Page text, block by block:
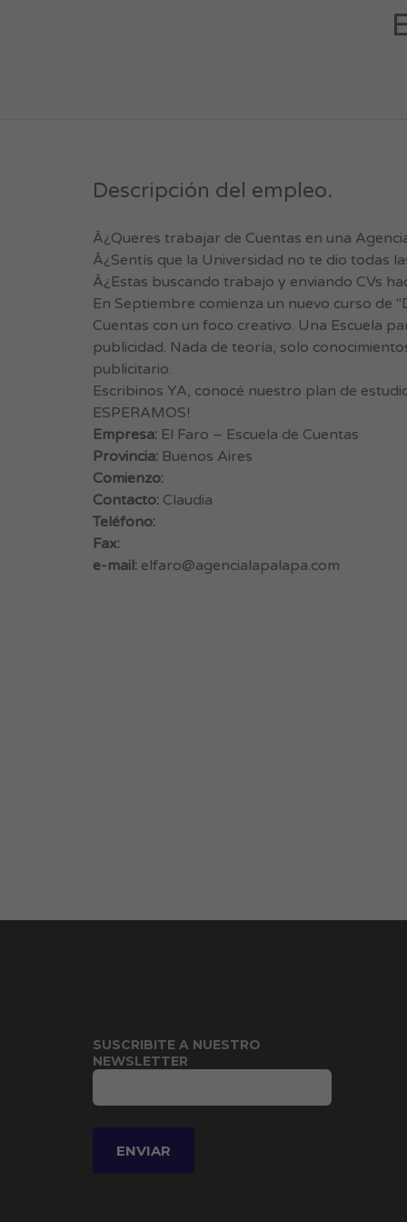
Descripción del empleo.
Â¿Queres trabajar de Cuentas en una
Â¿Sentís que la Universidad no te dio todas
Â¿Estas buscando trabajo y enviando CVs
En Septiembre comienza un nuevo curso de
Cuentas con un foco creativo. Una Escuela
publicidad. Nada de teoría, solo
publicitario.
Escribinos YA, conocé nuestro plan de
ESPERAMOS!
Empresa: El Faro – Escuela de Cuentas
Provincia: Buenos Aires
Comienzo:
Contacto: Claudia
Teléfono:
Fax:
e-mail: elfaro@agencialapalapa.com
SUSCRIBITE A NUESTRO
NEWSLETTER